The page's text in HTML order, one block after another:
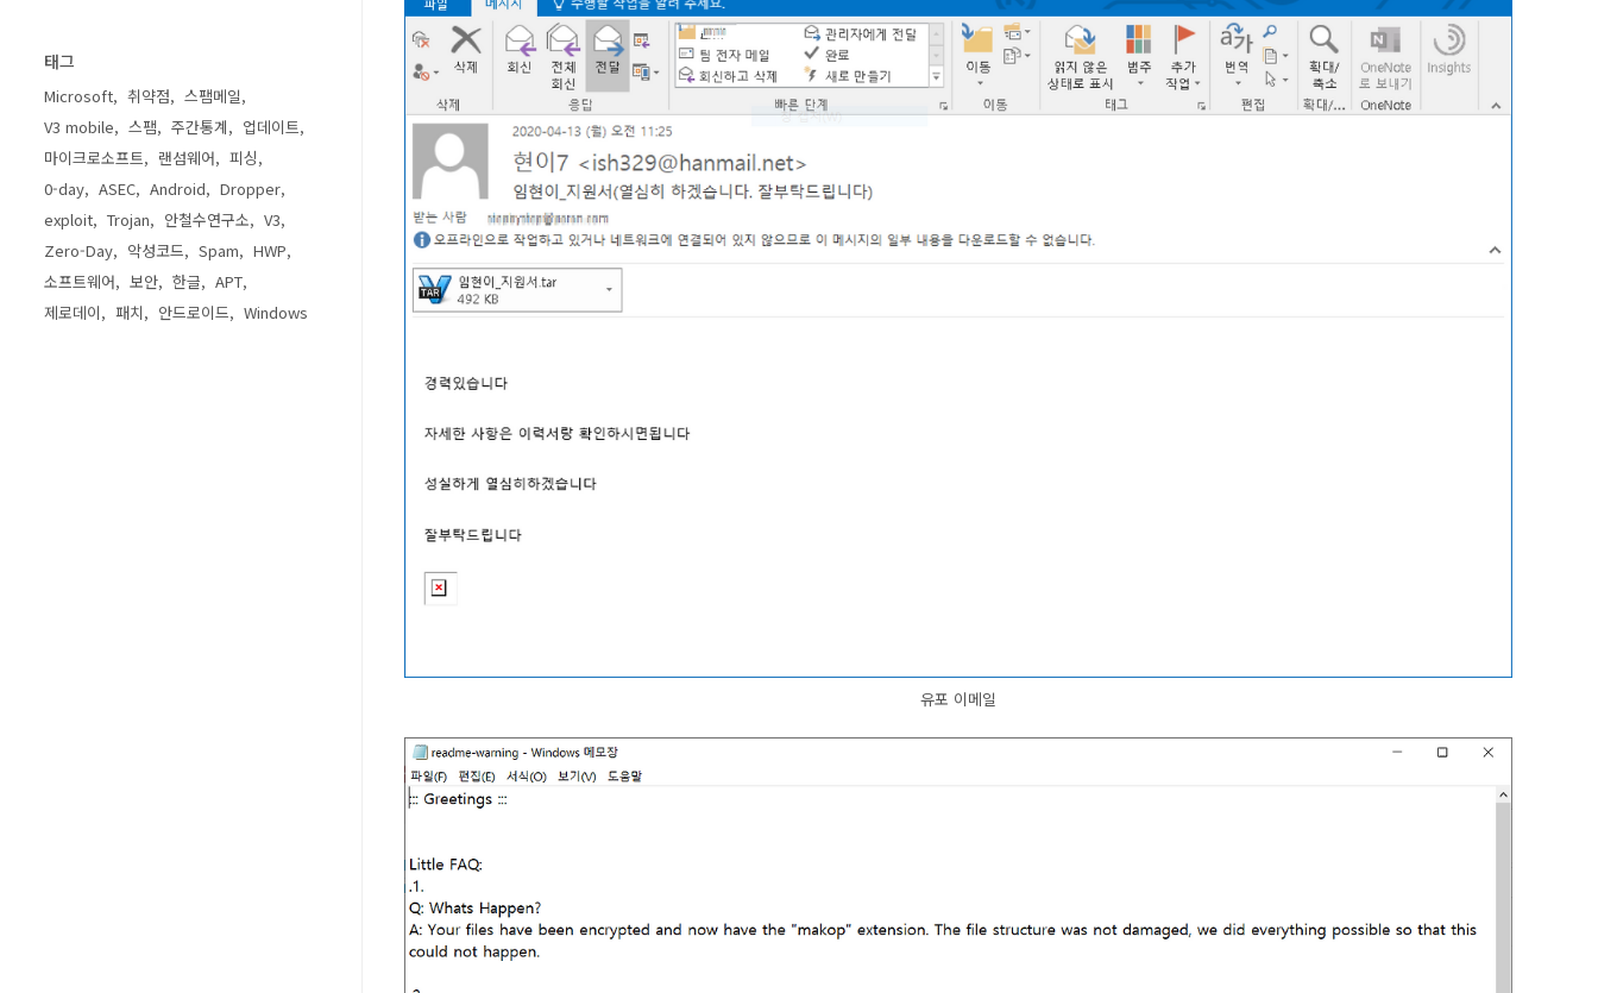
유포 이메일
태그
Microsoft 취약점
스팸메일
V3 mobile
스팸 주간통계
업데이트
마이크로소프트
랜섬웨어
피싱
0-day
ASEC Android
Dropper
exploit
Trojan 안철수연구소
V3
Zero-Day
악성코드 Spam
HWP
소프트웨어
보안 한글
APT
제로데이
패치 안드로이드 Windows